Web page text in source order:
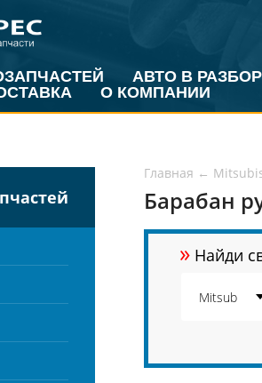
АВТО В РАЗБОР
О КОМПАНИИ
Главная ←
Барабан
» Найди